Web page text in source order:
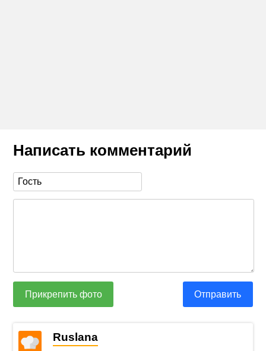
Написать комментарий
Прикрепить фото Отправить
Ruslana